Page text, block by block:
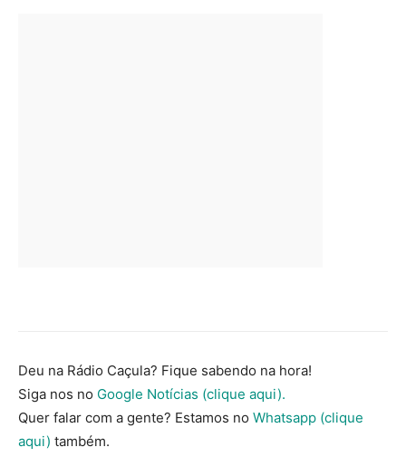
Deu na Rádio Caçula? Fique sabendo na hora!
Siga nos no Google Notícias (clique aqui).
Quer falar com a gente? Estamos no Whatsapp (clique
aqui) também.